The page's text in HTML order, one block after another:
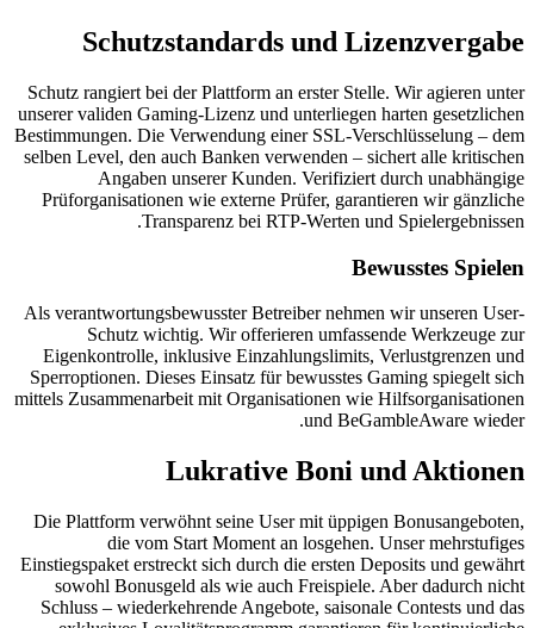
Schutz rangiert bei
unserer validen
Bestimmungen. Die
selben Level, den
Angaben
Als
Schutz
Eigenkontrolle,
Sperroptionen.
mittels
Die Plattform
die vom
Einstiegspaket
sowohl
Schluss –